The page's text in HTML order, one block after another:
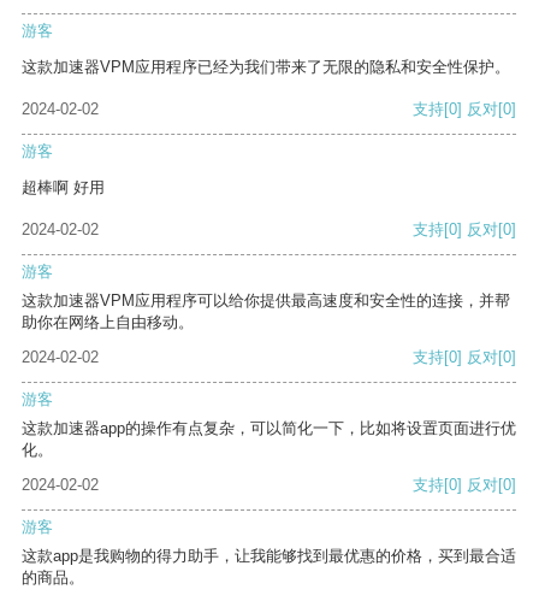
游客
这款加速器VPM应用程序已经为我们带来了无限的隐私和安全性保护。
2024-02-02 支持[0] 反对[0]
游客
超棒啊 好用
2024-02-02 支持[0] 反对[0]
游客
这款加速器VPM应用程序可以给你提供最高速度和安全性的连接，并帮
助你在网络上自由移动。
2024-02-02
支持[0] 反对[0]
游客
这款加速器app的操作有点复杂，可以简化一下，比如将设置页面进行优
化。
2024-02-02
支持[0] 反对[0]
游客
这款app是我购物的得力助手，让我能够找到最优惠的价格，买到最合适
的商品。